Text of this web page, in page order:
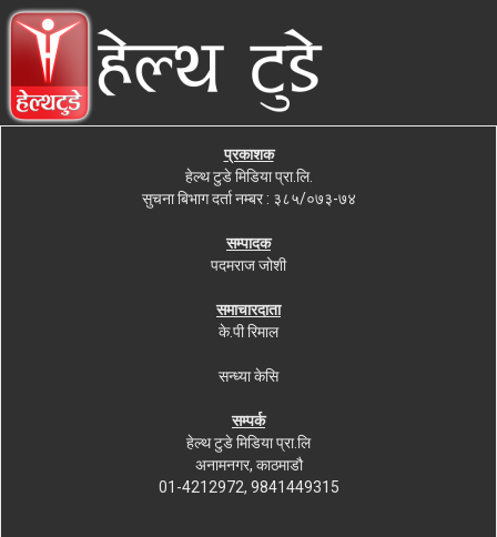
प्रकाशक
हेल्थ टुडे मिडिया प्रा.लि.
सुचना बिभाग दर्ता नम्बर : ३८५/०७३-७४
सम्पादक
पदमराज जोशी
समाचारदाता
के.पी रिमाल
सन्ध्या केसि
सम्पर्क
हेल्थ टुडे मिडिया प्रा.लि
अनामनगर, काठमाडौ
01-4212972, 9841449315